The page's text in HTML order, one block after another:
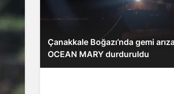
Çanakkale Boğazı’nda gemi
OCEAN MARY durduruldu